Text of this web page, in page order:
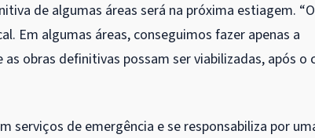
de algumas áreas será na próxima estiagem.
Em algumas áreas, conseguimos fazer apenas a
obras definitivas possam ser viabilizadas, após o
de emergência e se responsabiliza por